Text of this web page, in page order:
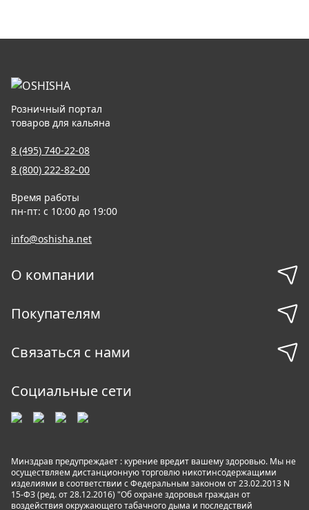
Розничный портал
товаров для кальяна
8 (495) 740-22-08
8 (800) 222-82-00
Время работы
пн-пт: с 10:00 до 19:00
info@oshisha.net
О компании
Покупателям
Связаться с нами
Социальные сети
Минздрав предупреждает : курение вредит вашему здоровью. Мы не
осуществляем дистанционную торговлю никотинсодержащими
изделиями в соответствии с Федеральным законом от 23.02.2013 N
15-ФЗ (ред. от 28.12.2016) "Об охране здоровья граждан от
воздействия окружающего табачного дыма и последствий